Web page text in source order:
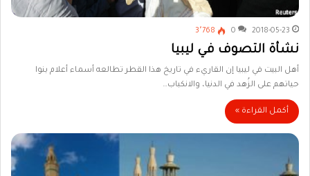
2018-05-23
0 3٬768
نشأة التصوف في ليبيا
أهل البيت في ليبيا إن القاريء في تاريخ هذا القطر تطالعه أسماء أعلام بنوا
حياتهم على الزُهد في الدنيا، والانكباب…
أكمل القراءة »